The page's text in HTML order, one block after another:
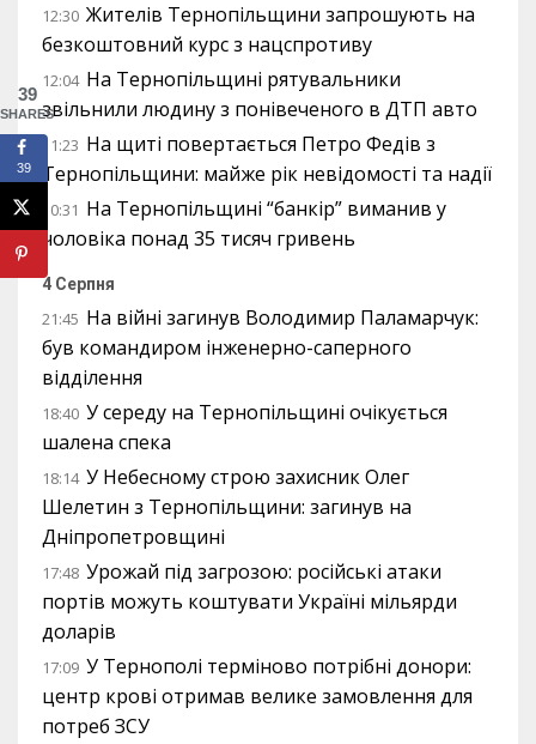
12:30 Жителів Тернопільщини запрошують на
безкоштовний курс з нацспротиву
12:04 На Тернопільщині рятувальники
звільнили людину з понівеченого в ДТП авто
11:23 На щиті повертається Петро Федів з
Тернопільщини: майже рік невідомості та надії
10:31 На Тернопільщині “банкір” виманив у
чоловіка понад 35 тисяч гривень
4 Серпня
21:45 На війні загинув Володимир Паламарчук:
був командиром інженерно-саперного
відділення
18:40 У середу на Тернопільщині очікується
шалена спека
18:14 У Небесному строю захисник Олег
Шелетин з Тернопільщини: загинув на
Дніпропетровщині
17:48 Урожай під загрозою: російські атаки
портів можуть коштувати Україні мільярди
доларів
17:09 У Тернополі терміново потрібні донори:
центр крові отримав велике замовлення для
потреб ЗСУ
39
SHARES
39